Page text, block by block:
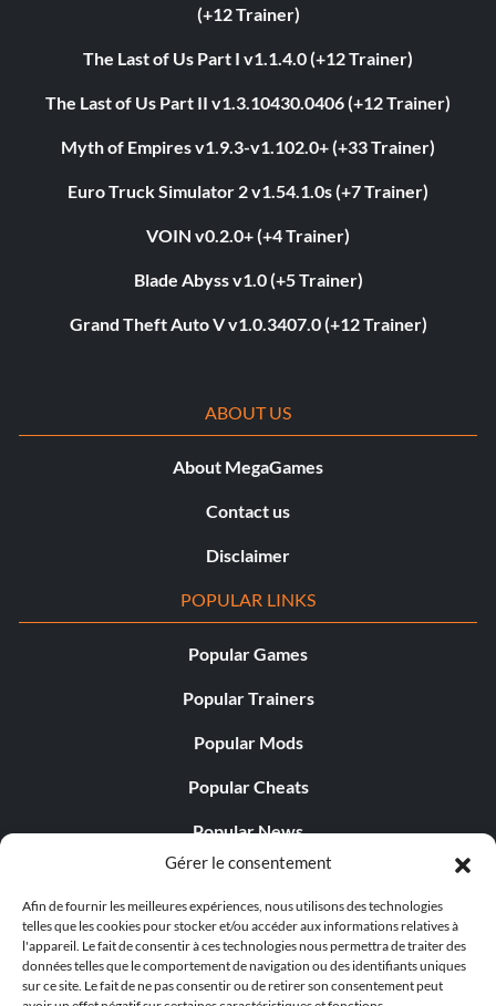
Gérer le consentement
Afin de fournir les meilleures expériences, nous utilisons des technologies
telles que les cookies pour stocker et/ou accéder aux informations relatives à
l'appareil. Le fait de consentir à ces technologies nous permettra de traiter des
données telles que le comportement de navigation ou des identifiants uniques
sur ce site. Le fait de ne pas consentir ou de retirer son consentement peut
(+12 Trainer)
The Last of Us Part I v1.1.4.0 (+12 Trainer)
The Last of Us Part II v1.3.10430.0406 (+12 Trainer)
Myth of Empires v1.9.3-v1.102.0+ (+33 Trainer)
Euro Truck Simulator 2 v1.54.1.0s (+7 Trainer)
VOIN v0.2.0+ (+4 Trainer)
Blade Abyss v1.0 (+5 Trainer)
Grand Theft Auto V v1.0.3407.0 (+12 Trainer)
ABOUT US
About MegaGames
Contact us
Disclaimer
POPULAR LINKS
Popular Games
Popular Trainers
Popular Mods
Popular Cheats
Popular News
Popular Editorials
Popular Free Games
LATEST UPDATES